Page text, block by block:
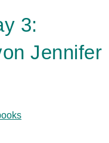
3:
Jennifer